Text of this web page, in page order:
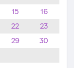
15
16
22
23
29
30